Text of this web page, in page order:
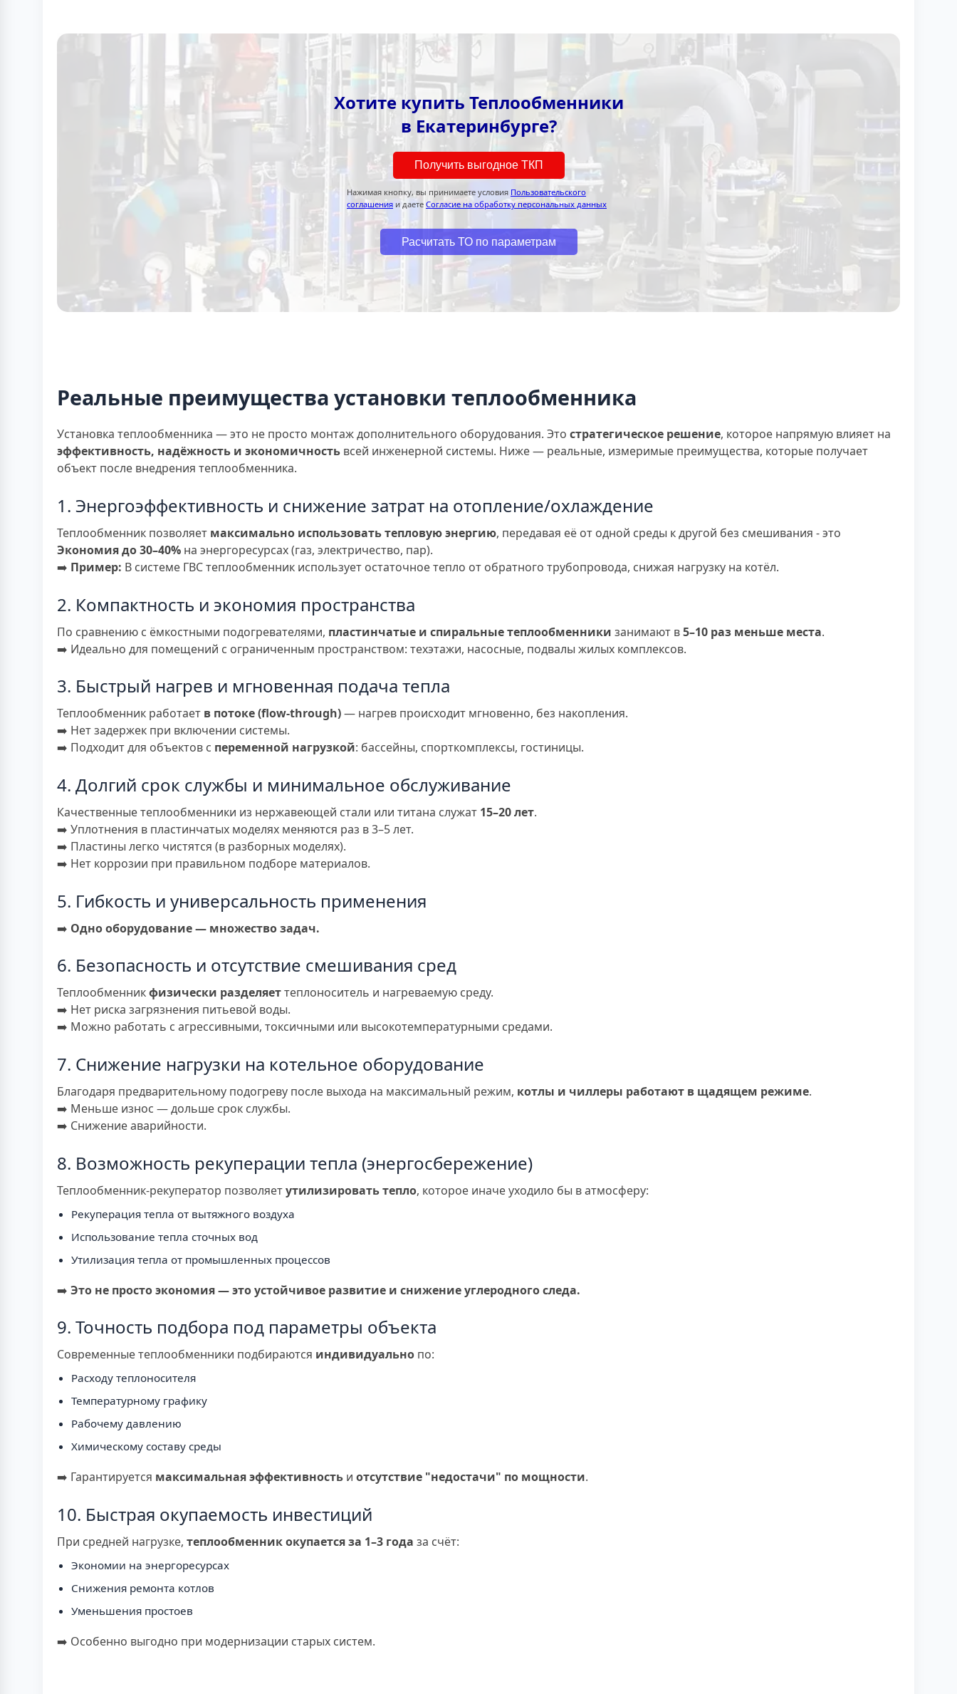
Хотите купить Теплообменники
в Екатеринбурге?
Получить выгодное ТКП
Нажимая кнопку, вы принимаете условия Пользовательского
соглашения и даете Согласие на обработку персональных данных
Расчитать ТО по параметрам
Реальные преимущества установки теплообменника
Установка теплообменника — это не просто монтаж дополнительного оборудования. Это стратегическое решение, которое напрямую влияет на
эффективность, надёжность и экономичность всей инженерной системы. Ниже — реальные, измеримые преимущества, которые получает
объект после внедрения теплообменника.
1. Энергоэффективность и снижение затрат на отопление/охлаждение
Теплообменник позволяет максимально использовать тепловую энергию, передавая её от одной среды к другой без смешивания - это
Экономия до 30–40% на энергоресурсах (газ, электричество, пар).
➡️ Пример: В системе ГВС теплообменник использует остаточное тепло от обратного трубопровода, снижая нагрузку на котёл.
2. Компактность и экономия пространства
По сравнению с ёмкостными подогревателями, пластинчатые и спиральные теплообменники занимают в5–10 раз меньше места.
➡️ Идеально для помещений с ограниченным пространством: техэтажи, насосные, подвалы жилых комплексов.
3. Быстрый нагрев и мгновенная подача тепла
Теплообменник работает в потоке (flow-through)— нагрев происходит мгновенно, без накопления.
➡️ Нет задержек при включении системы.
➡️ Подходит для объектов с переменной нагрузкой: бассейны, спорткомплексы, гостиницы.
4. Долгий срок службы и минимальное обслуживание
Качественные теплообменники из нержавеющей стали или титана служат 15–20 лет.
➡️ Уплотнения в пластинчатых моделях меняются раз в 3–5 лет.
➡️ Пластины легко чистятся (в разборных моделях).
➡️ Нет коррозии при правильном подборе материалов.
5. Гибкость и универсальность применения
➡️ Одно оборудование — множество задач.
6. Безопасность и отсутствие смешивания сред
Теплообменникфизически разделяеттеплоноситель и нагреваемую среду.
➡️ Нет риска загрязнения питьевой воды.
➡️ Можно работать с агрессивными, токсичными или высокотемпературными средами.
7. Снижение нагрузки на котельное оборудование
Благодаря предварительному подогреву после выхода на максимальный режим, котлы и чиллеры работают в щадящем режиме.
➡️ Меньше износ — дольше срок службы.
➡️ Снижение аварийности.
8. Возможность рекуперации тепла (энергосбережение)
Теплообменник-рекуператор позволяетутилизировать тепло, которое иначе уходило бы в атмосферу:
Рекуперация тепла от вытяжного воздуха
Использование тепла сточных вод
Утилизация тепла от промышленных процессов
➡️ Это не просто экономия — это устойчивое развитие и снижение углеродного следа.
9. Точность подбора под параметры объекта
Современные теплообменники подбираются индивидуально по:
Расходу теплоносителя
Температурному графику
Рабочему давлению
Химическому составу среды
➡️ Гарантируется максимальная эффективность и отсутствие "недостачи" по мощности.
10. Быстрая окупаемость инвестиций
При средней нагрузке, теплообменник окупается за 1–3 года за счёт:
Экономии на энергоресурсах
Снижения ремонта котлов
Уменьшения простоев
➡️ Особенно выгодно при модернизации старых систем.